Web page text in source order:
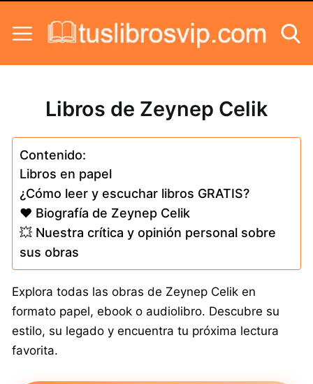
Libros de Zeynep Celik
Contenido:
Libros en papel
¿Cómo leer y escuchar libros GRATIS?
❤️ Biografía de Zeynep Celik
💥 Nuestra crítica y opinión personal sobre
sus obras
Explora todas las obras de Zeynep Celik en
formato papel, ebook o audiolibro. Descubre su
estilo, su legado y encuentra tu próxima lectura
favorita.